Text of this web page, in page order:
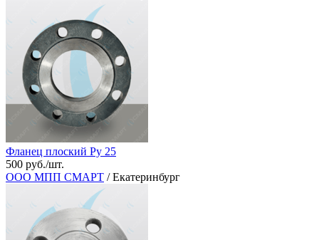
Фланец плоский Ру 25
500 руб./шт.
ООО МПП СМАРТ / Екатеринбург